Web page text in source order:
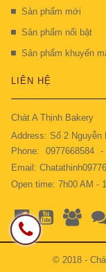
Sản phẩm mới
Sản phẩm nổi bật
Sản phẩm khuyến
LIÊN HỆ
Chát A Thịnh Bakery
Address: Số 2 Nguyễn
Phone:
0977668584 -
Email:
Open time: 7h00 AM -
© 2018 -